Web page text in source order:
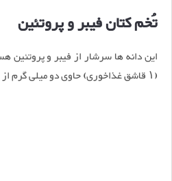
تُخم کتان فیبر و پروتئین
(۱ قاشق غذاخوری) حاوی دو میلی گرم از این مواد است.